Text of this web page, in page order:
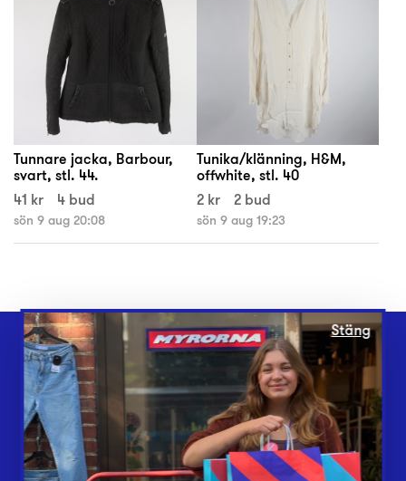
Tunnare jacka, Barbour,
svart, stl. 44.
41 kr
4 bud
sön 9 aug 20:08
Tunika/klänning, H&M,
offwhite, stl. 40
2 kr
2 bud
sön 9 aug 19:23
Webbshop
Butiker
Lämna in
Vårt överskott
Stäng